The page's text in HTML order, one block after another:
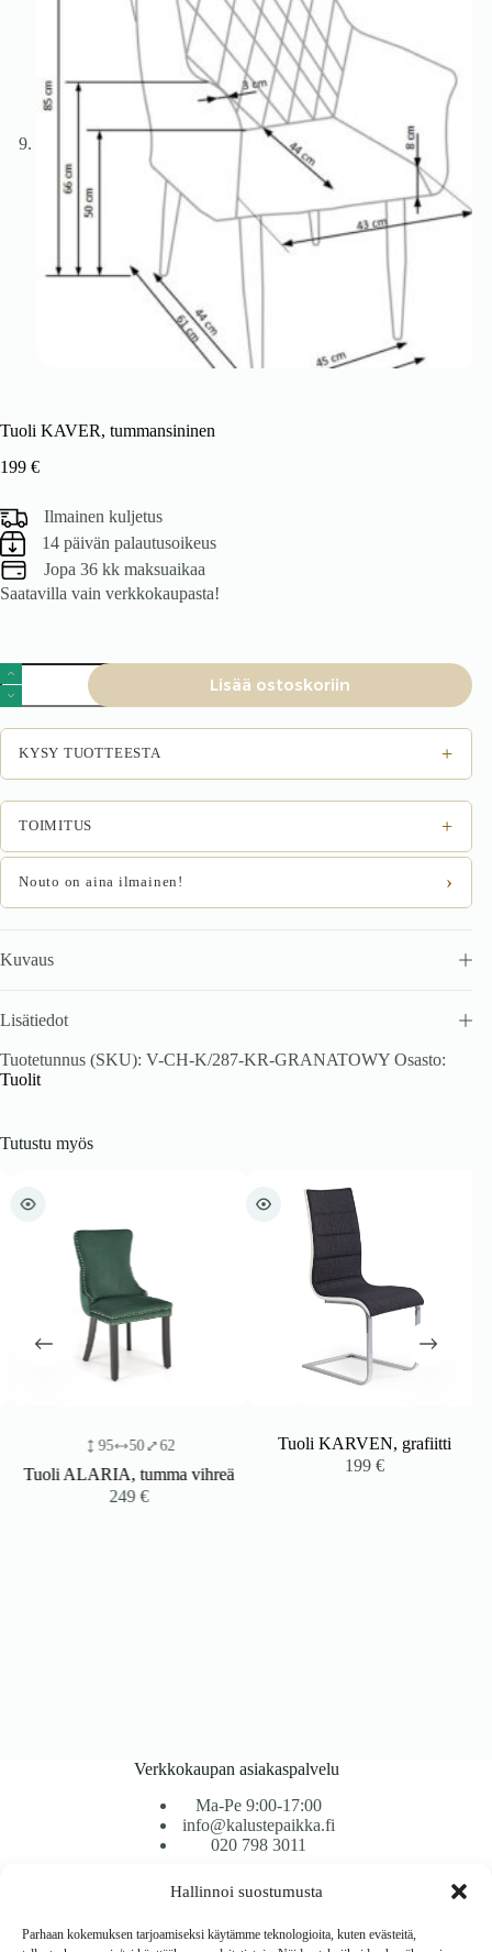
Hallinnoi suostumusta
Parhaan kokemuksen tarjoamiseksi käytämme teknologioita, kuten evästeitä,
Tuoli KAVER, tummansininen
199 €
Ilmainen kuljetus
14 päivän palautusoikeus
Jopa 36 kk maksuaikaa
Saatavilla vain verkkokaupasta!
Tuoli
KAVER,
tummansininen
määrä
Lisää ostoskoriin
KYSY TUOTTEESTA +
TOIMITUS +
Nouto on aina ilmainen! ›
Kuvaus
Lisätiedot
Tuotetunnus (SKU): V-CH-K/287-KR-GRANATOWY Osasto:
Tuolit
Tutustu myös
95 50 62
Tuoli ALARIA, tumma vihreä
249€
Tuoli KARVEN, grafiitti
199€
Verkkokaupan asiakaspalvelu
Ma-Pe 9:00-17:00
info@kalustepaikka.fi
020 798 3011
Tavarantoimitus / Maksutavat
Toimitustavat